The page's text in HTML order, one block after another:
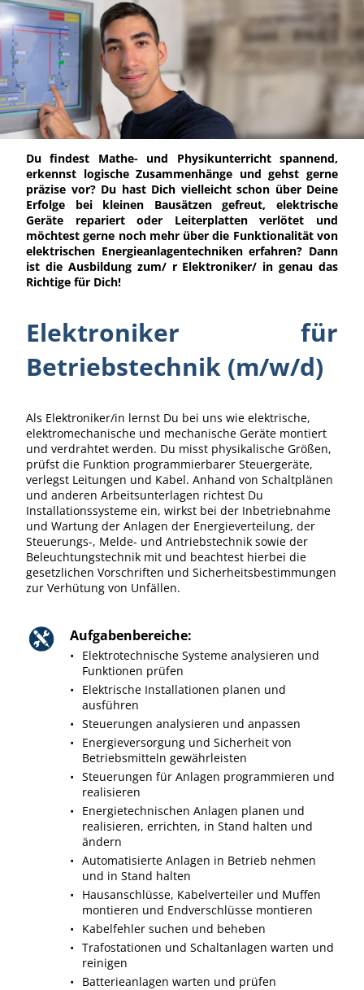
Du findest Mathe- und Physikunterricht spannend,
erkennst logische Zusammenhänge und gehst gerne
präzise vor? Du hast Dich vielleicht schon über Deine
Erfolge bei kleinen Bausätzen gefreut, elektrische
Geräte repariert oder Leiterplatten verlötet und
möchtest gerne noch mehr über die Funktionalität von
elektrischen Energieanlagentechniken erfahren? Dann
ist die Ausbildung zum/ r Elektroniker/ in genau das
Richtige für Dich!
Elektroniker für
Betriebstechnik (m/w/d)
Als Elektroniker/in lernst Du bei uns wie elektrische,
elektromechanische und mechanische Geräte montiert
und verdrahtet werden. Du misst physikalische Größen,
prüfst die Funktion programmierbarer Steuergeräte,
verlegst Leitungen und Kabel. Anhand von Schaltplänen
und anderen Arbeitsunterlagen richtest Du
Installationssysteme ein, wirkst bei der Inbetriebnahme
und Wartung der Anlagen der Energieverteilung, der
Steuerungs-, Melde- und Antriebstechnik sowie der
Beleuchtungstechnik mit und beachtest hierbei die
gesetzlichen Vorschriften und Sicherheitsbestimmungen
zur Verhütung von Unfällen.
Aufgabenbereiche:
Elektrotechnische Systeme analysieren und
Funktionen prüfen
Elektrische Installationen planen und
ausführen
Steuerungen analysieren und anpassen
Energieversorgung und Sicherheit von
Betriebsmitteln gewährleisten
Steuerungen für Anlagen programmieren und
realisieren
Energietechnischen Anlagen planen und
realisieren, errichten, in Stand halten und
ändern
Automatisierte Anlagen in Betrieb nehmen
und in Stand halten
Hausanschlüsse, Kabelverteiler und Muffen
montieren und Endverschlüsse montieren
Kabelfehler suchen und beheben
Trafostationen und Schaltanlagen warten und
reinigen
Batterieanlagen warten und prüfen